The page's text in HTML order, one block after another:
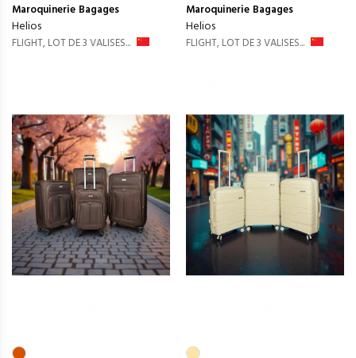
Maroquinerie Bagages
Helios
FLIGHT, LOT DE 3 VALISES...
Maroquinerie Bagages
Helios
FLIGHT, LOT DE 3 VALISES...